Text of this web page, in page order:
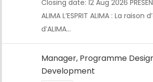
CDI
Closing date: 12 Aug 2026
ALIMA L’ESPRIT ALIMA : La raison
d’ALIMA…
Manager, Programme
Development